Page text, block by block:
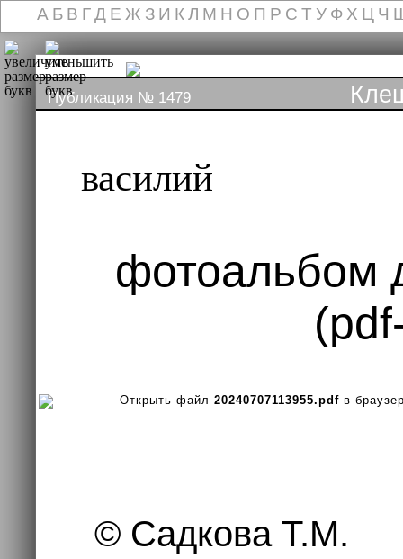
А Б В ГД Е Ж З И К Л М Н О П Р С Т У Ф Х Ц Ч
Публикация № 1479
василий
фотоальбом
Открыть файл 20240707113955.pdf в
© Садкова Т.М.